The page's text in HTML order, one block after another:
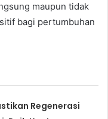
maupun tidak
bagi pertumbuhan
Regenerasi